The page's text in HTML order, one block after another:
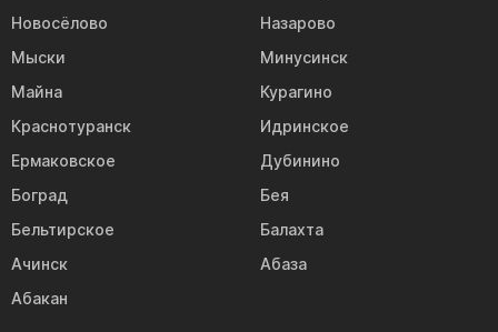
Новосёлово
Назарово
Мыски
Минусинск
Майна
Курагино
Краснотуранск
Идринское
Ермаковское
Дубинино
Боград
Бея
Бельтирское
Балахта
Ачинск
Абаза
Абакан